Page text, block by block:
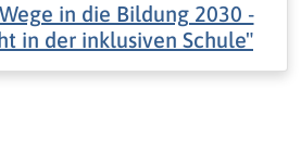
in die Bildung 2030 -
in der inklusiven Schule"